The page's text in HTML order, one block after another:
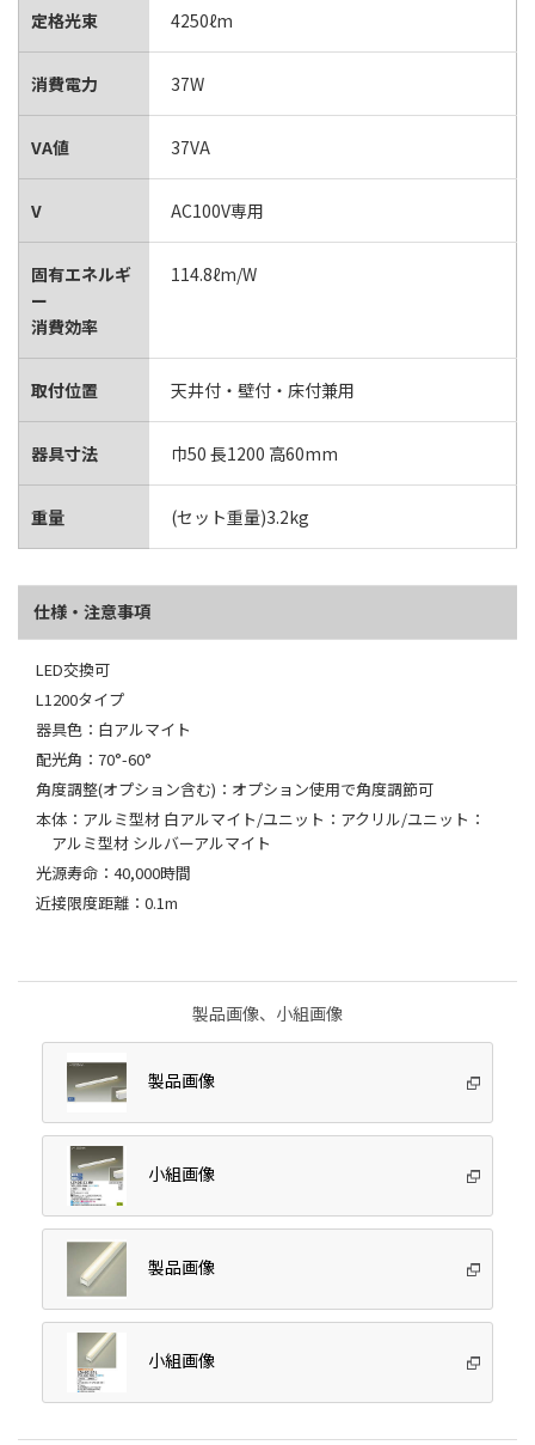
定格光束 4250ℓm
消費電力 37W
VA値 37VA
V AC100V専用
固有エネルギ
ー
消費効率
114.8ℓm/W
取付位置 天井付・壁付・床付兼用
器具寸法 巾50 長1200 高60mm
重量 (セット重量)3.2kg
仕様・注意事項
LED交換可
L1200タイプ
器具色：白アルマイト
配光角：70°-60°
角度調整(オプション含む)：オプション使用で角度調節可
本体：アルミ型材 白アルマイト/ユニット：アクリル/ユニット：
アルミ型材 シルバーアルマイト
光源寿命：40,000時間
近接限度距離：0.1m
製品画像、小組画像
製品画像
小組画像
製品画像
小組画像